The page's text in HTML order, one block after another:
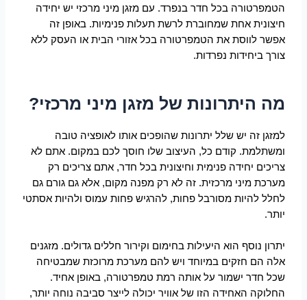
הטמפרטורה בכל חדר בנפרד. עם מזגן מיני מרכזי יש יחידה
חיצונית אחת שמחוברת לרשת תעלות פנימיות. באופן זה
אפשר לווסת את הטמפרטורה בכל אזורי הבית או העסק ללא
צורך ביחידות נפרדות.
מה היתרונות של מזגן מיני מרכזי?
למזגן זה יש שלל יתרונות שהופכים אותו לאופציה טובה
ומשתלמת. קודם כל, העיצוב שלו חוסך לכם במקום. אתם לא
צריכים יחידה פנימית וחיצונית בכל חדר, אתם צריכים רק
מערכת מיני מרכזית. זה לא רק מפנה מקום, אלא גם גורם גם
לחלל להיות מסורבל פחות, להרגיש פחות עמוס ולהיות אסתטי
יותר.
יתרון נוסף הוא היעילות בחימום וקירור חללים גדולים. מזגנים
אלה הם חזקים במיוחד ויש להם מערכת מרוכזת שמבטיחה
שכל חדר ישמור על אותה רמת טמפרטורה, באופן אחיד.
החלוקה האחידה הזו של אוויר יכולה לייצר סביבה נוחה יותר,